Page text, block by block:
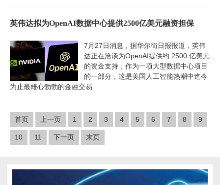
英伟达拟为OpenAI数据中心提供2500亿美元融资担保
7月27日消息，据华尔街日报报道，英伟
达正在洽谈为OpenAI提供约 2500 亿美元
的资金支持，作为一项大型数据中心项目
的一部分，这是美国人工智能热潮中迄今
为止最雄心勃勃的金融交易
首页 上一页 1 2 3 4 5 6 7 8 9
10 11 下一页 末页